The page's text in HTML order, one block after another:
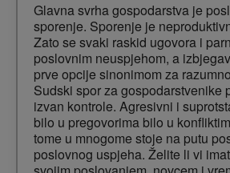
Glavna svrha gospodarstva je
sporenje. Sporenje je
Zato se svaki raskid ugovora i
poslovnim neuspjehom, a
prve opcije sinonimom za
Sudski spor za gospodarstvenike
izvan kontrole. Agresivni i
bilo u pregovorima bilo u
tome u mnogome stoje na putu
poslovnog uspjeha. Želite li vi